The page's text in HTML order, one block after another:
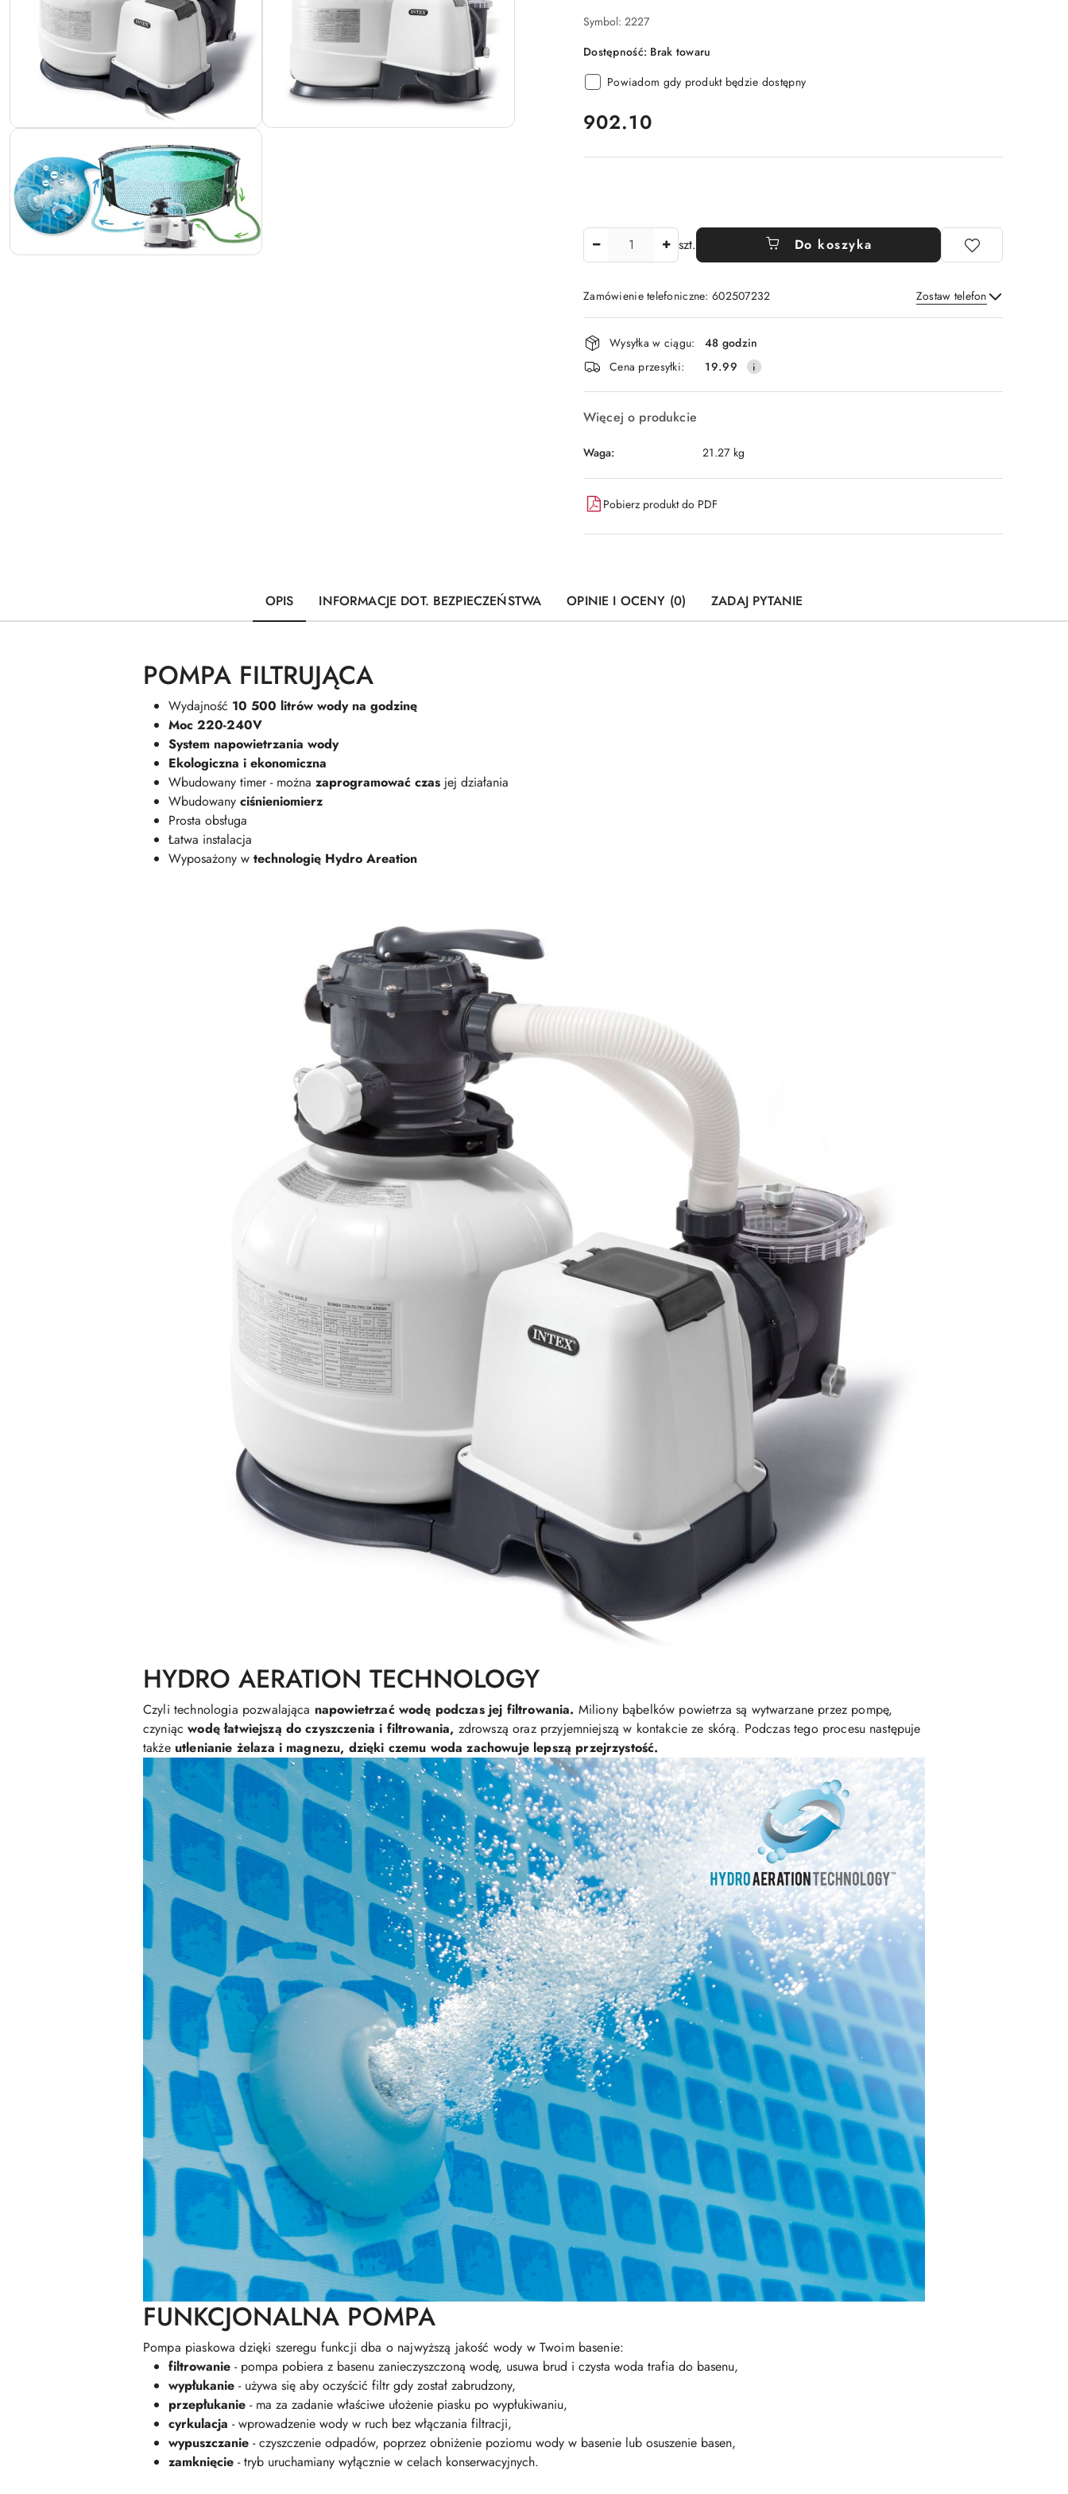
Symbol: 2227
Dostępność: Brak towaru
Powiadom gdy produkt będzie dostępny
cena:
902.10
szt. Do koszyka
Zamówienie telefoniczne: 602507232 Zostaw telefon
Wyślij
Dostępność
i
dostawa
Wysyłka w ciągu:
48 godzin
Cena przesyłki:
19.99
Więcej o produkcie
Waga: 21.27 kg
Pobierz produkt do PDF
OPIS INFORMACJE DOT. BEZPIECZEŃSTWA OPINIE I OCENY (0) ZADAJ PYTANIE
POMPA FILTRUJĄCA
Wydajność 10 500 litrów wody na godzinę
Moc 220-240V
System napowietrzania wody
Ekologiczna i ekonomiczna
Wbudowany timer - można zaprogramować czas jej działania
Wbudowany ciśnieniomierz
Prosta obsługa
Łatwa instalacja
Wyposażony w technologię Hydro Areation
HYDRO AERATION TECHNOLOGY
Czyli technologia pozwalająca napowietrzać wodę podczas jej filtrowania. Miliony bąbelków powietrza są wytwarzane przez pompę,
czyniącwodę łatwiejszą do czyszczenia i filtrowania, zdrowszą oraz przyjemniejszą w kontakcie ze skórą. Podczas tego procesu następuje
także utlenianie żelaza i magnezu, dzięki czemu woda zachowuje lepszą przejrzystość.
FUNKCJONALNA POMPA
Pompa piaskowa dzięki szeregu funkcji dba o najwyższą jakość wody w Twoim basenie:
filtrowanie - pompa pobiera z basenu zanieczyszczoną wodę, usuwa brud i czysta woda trafia do basenu,
wypłukanie - używa się aby oczyścić filtr gdy został zabrudzony,
przepłukanie - ma za zadanie właściwe ułożenie piasku po wypłukiwaniu,
cyrkulacja - wprowadzenie wody w ruch bez włączania filtracji,
wypuszczanie - czyszczenie odpadów, poprzez obniżenie poziomu wody w basenie lub osuszenie basen,
zamknięcie - tryb uruchamiany wyłącznie w celach konserwacyjnych.